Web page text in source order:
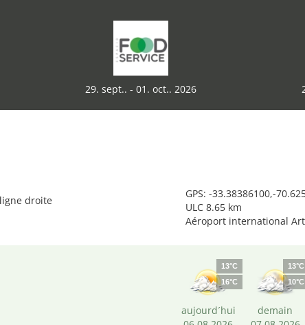
29. sept.. - 01. oct.. 2026
droite
GPS: -33.38386100,-
ULC 8.65 km
Aéroport international
13°C
16°C
aujourd´hui
13°C
10°C
demain